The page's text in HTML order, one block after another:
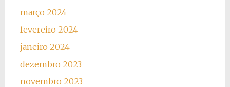
março 2024
fevereiro 2024
janeiro 2024
dezembro 2023
novembro 2023